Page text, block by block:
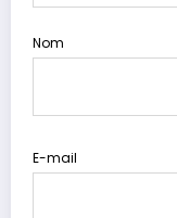
Nom
E-mail